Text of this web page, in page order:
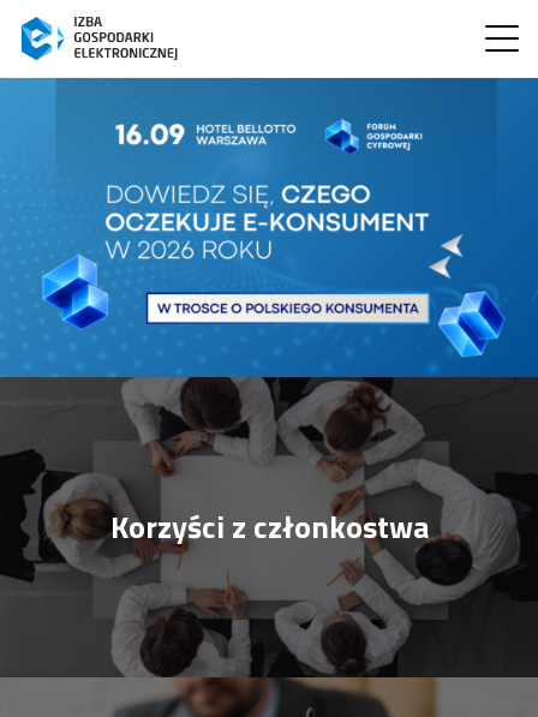
Korzyści z członkostwa